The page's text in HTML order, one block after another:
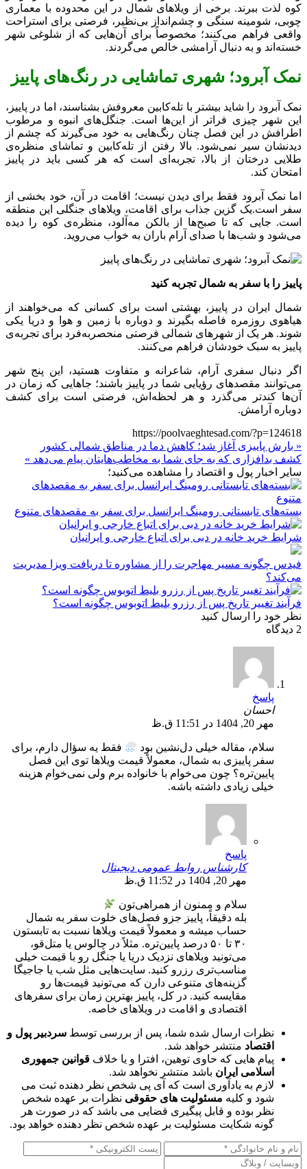
کوه لذت ببرند. برخی از ویلاهای شمال در این محدوده با معماری
چوبی، شومینه سنگی و چشم‌انداز بی‌نظیر، فرصتی برای استراحت
واقعی فراهم می‌کنند؛ مخصوصاً برای آن‌هایی که از شلوغی شهر
خسته‌اند و به دنبال آرامشی خالص می‌گردند.
نمک آبرود؛ شهری تماشایی در رنگ‌های پاییز
نمک آبرود را شاید بیشتر با تله‌کابین معروفش بشناسند، اما در پاییز،
این شهر چیزی فراتر از این‌ها است. جنگل‌های انبوه و مرطوب
اطرافش در این فصل چنان رنگ‌هایی به خود می‌گیرند که چشم از
دیدنشان سیر نمی‌شود. بالا رفتن از تله‌کابین و تماشای منظره‌ی
طلایی درختان از بالا، تجربه‌ای است که هر کسی باید در پاییز
امتحان کند.
اما نمک آبرود فقط برای دیدن نیست؛ اقامت در آن، خود بخشی از
سفر است.یک گزین جذاب برای اقامت، ویلاهای جنگلی این منطقه
است. جایی که تا صبح‌ها از بالکن مه‌آلود، منظره‌ی کوه را دیده
می‌شود و شب‌ها با صدای آرام باران به خواب می‌روید.
پاییز را با سفر به شمال تجربه کنید
شمال ایران در پاییز، بهشتی است برای کسانی که می‌خواهند از
هیاهوی روزمره فاصله بگیرند و دوباره با زمین و هوا و دریا یکی
شوند. هر یک از شهرهای شمالی فرصتی منحصربه‌فرد برای تجربه‌ی
پاییز به سبک خودشان فراهم می‌کنند.
اگر دنبال سفری آرام، شاعرانه و متفاوت هستید، این پنج شهر
می‌توانند مقصدهای رؤیایی شما در پاییز باشند؛ جاهایی که زمان در
آن‌ها کندتر می‌گذرد و هر لحظه‌اش، فرصتی است برای کشف
دوباره آرامش.
https://poolvaeghtesad.com/?p=124618
« بارش پاییزی آغاز شد؛ کاهش دما در مناطق شمالی کشور
کشف بدافزاری که به جای شما به مخاطب‌هایتان پیام می‌دهد »
سایر اخبار پول و اقتصاد را مشاهده می‌کنید؛
بسته‌های تابستانی رومینگ ایرانسل برای سفر به مقصدهای متنوع
شرایط خرید خانه در دبی برای اتباع خارجی و ایرانیان
فیدس چگونه مسیر مهاجرت را از مشاوره تا دریافت ویزا مدیریت
می‌کند؟
فرآیند تغییر تاریخ پس از رزرو بلیط اتوبوس چگونه است؟
نظر خود را ارسال کنید
2 دیدگاه
پاسخ
احسان
مهر 20, 1404 در 11:51 ق.ظ
سلام، مقاله خیلی دل‌نشین بود
فقط یه سؤال دارم، برای
سفر پاییزی به شمال، معمولاً قیمت ویلاها توی این فصل
پایین‌تره؟ چون می‌خوام با خانواده برم ولی نمی‌خوام هزینه
خیلی زیادی داشته باشه.
پاسخ
کارشناس روابط عمومی دیجیتال
مهر 20, 1404 در 11:52 ق.ظ
سلام و ممنون از همراهی‌تون
بله دقیقاً، پاییز جزو فصل‌های خلوت سفر به شمال
حساب میشه و معمولاً قیمت ویلاها نسبت به تابستون
۳۰ تا ۵۰ درصد پایین‌تره. مثلاً در چالوس یا متل‌قو،
می‌تونید ویلاهای نزدیک دریا یا جنگل رو با قیمت خیلی
مناسب‌تری رزرو کنید. سایت‌هایی مثل شب یا جاجیگا
گزینه‌های متنوعی دارن که می‌تونید قیمت‌ها رو
مقایسه کنید. در کل، پاییز بهترین زمان برای سفرهای
اقتصادی و اقامت در ویلاهای خاصه.
نظرات ارسال شده شما، پس از بررسی توسط سردبیر پول و
اقتصاد منتشر خواهد شد.
پیام هایی که حاوی توهین، افترا و یا خلاف قوانین جمهوری
اسلامی ایران باشد منتشر نخواهد شد.
لازم به یادآوری است که آی پی شخص نظر دهنده ثبت می
شود و کلیه مسئولیت های حقوقی نظرات بر عهده شخص
نظر بوده و قابل پیگیری قضایی می باشد که در صورت هر
گونه شکایت مسئولیت بر عهده شخص نظر دهنده خواهد بود.